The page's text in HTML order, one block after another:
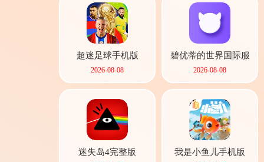
超迷足球手机版
2026-08-08
碧优蒂的世界国际服
2026-08-08
迷失岛4完整版 我是小鱼儿手机版